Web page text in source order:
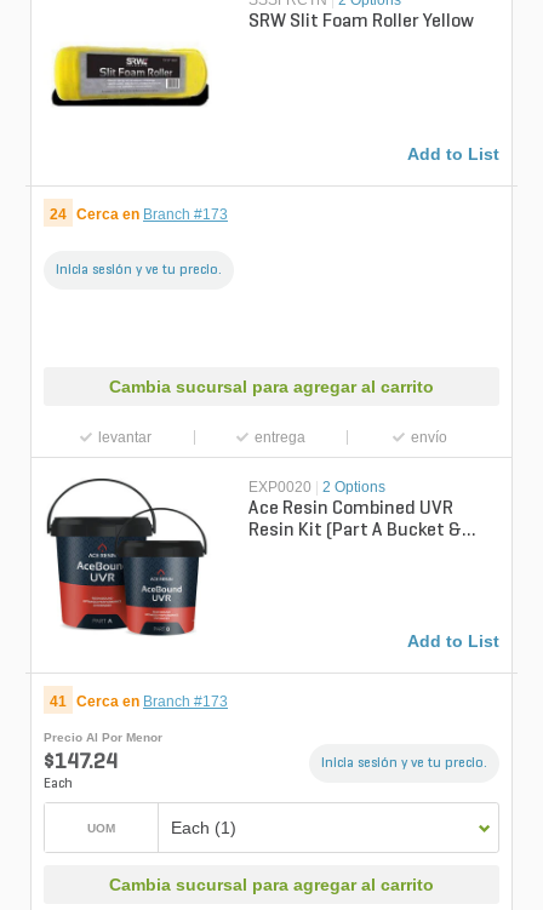
SRW Slit Foam Roller Yellow
Add to List
24 Cerca en Branch #173
Inicia sesión y ve tu precio.
Cambia sucursal para agregar al carrito
levantar entrega envío
EXP0020 2 Options
Ace Resin Combined UVR
Resin Kit (Part A Bucket &
Add to List
41 Cerca en Branch #173
Precio Al Por Menor
$147.24
Each
Inicia sesión y ve tu precio.
UOM Each (1)
Cambia sucursal para agregar al carrito